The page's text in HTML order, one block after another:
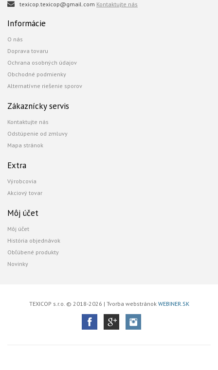
texicop.texicop@gmail.com Kontaktujte nás
Informácie
O nás
Doprava tovaru
Ochrana osobných údajov
Obchodné podmienky
Alternatívne riešenie sporov
Zákaznícky servis
Kontaktujte nás
Odstúpenie od zmluvy
Mapa stránok
Extra
Výrobcovia
Akciový tovar
Môj účet
Môj účet
História objednávok
Obľúbené produkty
Novinky
TEXICOP s.r.o. © 2018-2026 | Tvorba webstránok WEBINER.SK